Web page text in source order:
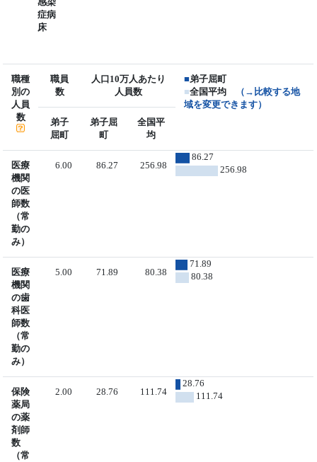
症病
床
職種
別の
人員
数
職員
数
人口10万人あたり
人員数
■弟子屈町
■全国平均
（→比較する地
域を変更できます）
弟子
屈町
弟子屈
町
全国平
均
医療
機関
の医
師数
（常
勤の
み）
6.00 86.27 256.98
86.27
256.98
医療
機関
の歯
科医
師数
（常
勤の
み）
5.00 71.89 80.38
71.89
80.38
保険
薬局
の薬
剤師
数
（常
2.00 28.76 111.74
28.76
111.74